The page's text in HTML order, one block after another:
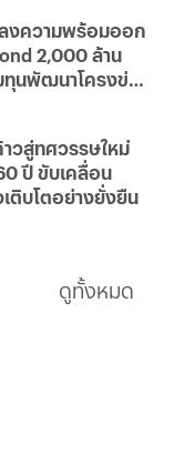
งความพร้อมออก
2,000 ล้าน
ทุนพัฒนาโครงข่าย
วสู่ทศวรรษใหม่
ปี ขับเคลื่อน
ติบโตอย่างยั่งยืน
ดูทั้งหมด